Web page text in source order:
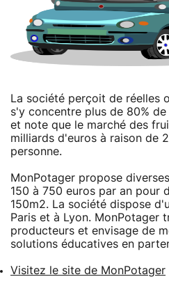
La société perçoit de réelles
s'y concentre plus de 80%
et note que le marché des
milliards d'euros à raison de
personne.
MonPotager propose
150 à 750 euros par an pour
150m2. La société dispose
Paris et à Lyon. MonPotager
producteurs et envisage de
solutions éducatives en
Visitez le site de MonPotager